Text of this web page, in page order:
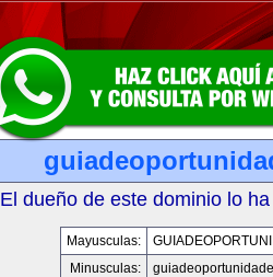
El dueño de este dominio lo
Mayusculas:
Minusculas: